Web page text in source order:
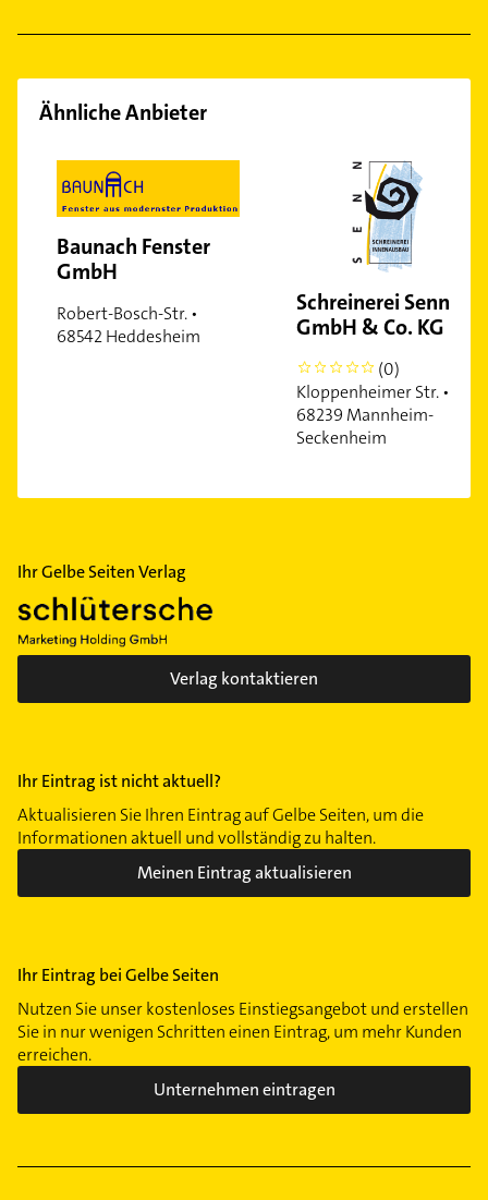
Ähnliche Anbieter
Baunach Fenster
GmbH
Robert-Bosch-Str. •
68542 Heddesheim
Schreinerei Senn
GmbH & Co. KG
0
(0)
Kloppenheimer Str. •
68239 Mannheim-
Seckenheim
Ihr Gelbe Seiten Verlag
Verlag kontaktieren
Ihr Eintrag ist nicht aktuell?
Aktualisieren Sie Ihren Eintrag auf Gelbe Seiten, um die
Informationen aktuell und vollständig zu halten.
Meinen Eintrag aktualisieren
Ihr Eintrag bei Gelbe Seiten
Nutzen Sie unser kostenloses Einstiegsangebot und erstellen
Sie in nur wenigen Schritten einen Eintrag, um mehr Kunden
erreichen.
Unternehmen eintragen